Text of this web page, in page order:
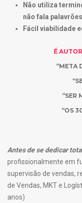
Não utiliza
não fala
Fácil viabilidade
É
“META
“SER
“OS
Antes de se dedicar
profissionalmente em
supervisão de vendas,
de Vendas, MKT e
anos)